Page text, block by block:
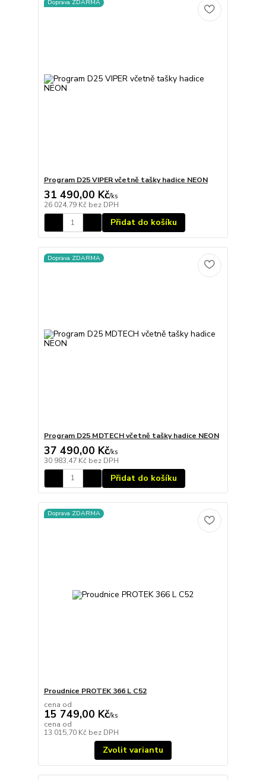
Doprava ZDARMA
Program D25 VIPER včetně tašky hadice NEON
31 490,00 Kč/ks
26 024,79 Kč bez DPH
Přidat do košíku
Doprava ZDARMA
Program D25 MDTECH včetně tašky hadice NEON
37 490,00 Kč/ks
30 983,47 Kč bez DPH
Přidat do košíku
Doprava ZDARMA
Proudnice PROTEK 366 L C52
cena od
15 749,00 Kč/ks
cena od
13 015,70 Kč bez DPH
Zvolit variantu